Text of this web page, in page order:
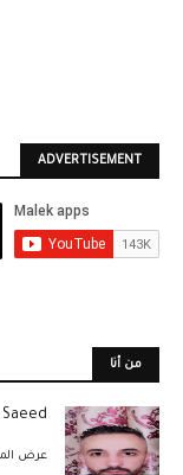
ADVERTISEMENT
من أنا
Saeed
عرض